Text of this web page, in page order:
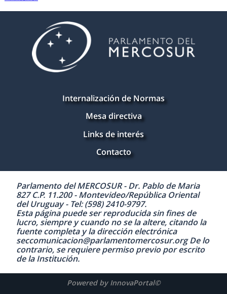
Internalización de Normas
Mesa directiva
Links de interés
Contacto
Parlamento del MERCOSUR - Dr. Pablo de Maria
827 C.P. 11.200 - Montevideo/República Oriental
del Uruguay - Tel: (598) 2410-9797.
Esta página puede ser reproducida sin fines de
lucro, siempre y cuando no se la altere, citando la
fuente completa y la dirección electrónica
seccomunicacion@parlamentomercosur.org De lo
contrario, se requiere permiso previo por escrito
de la Institución.
Powered by InnovaPortal©